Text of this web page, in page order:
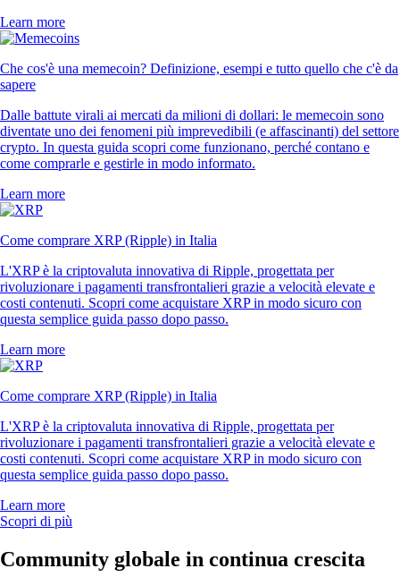
Learn more
Che cos'è una memecoin? Definizione, esempi e tutto quello che c'è da
sapere
Dalle battute virali ai mercati da milioni di dollari: le memecoin sono
diventate uno dei fenomeni più imprevedibili (e affascinanti) del settore
crypto. In questa guida scopri come funzionano, perché contano e
come comprarle e gestirle in modo informato.
Learn more
Come comprare XRP (Ripple) in Italia
L'XRP è la criptovaluta innovativa di Ripple, progettata per
rivoluzionare i pagamenti transfrontalieri grazie a velocità elevate e
costi contenuti. Scopri come acquistare XRP in modo sicuro con
questa semplice guida passo dopo passo.
Learn more
Come comprare XRP (Ripple) in Italia
L'XRP è la criptovaluta innovativa di Ripple, progettata per
rivoluzionare i pagamenti transfrontalieri grazie a velocità elevate e
costi contenuti. Scopri come acquistare XRP in modo sicuro con
questa semplice guida passo dopo passo.
Learn more
Scopri di più
Community globale in continua crescita